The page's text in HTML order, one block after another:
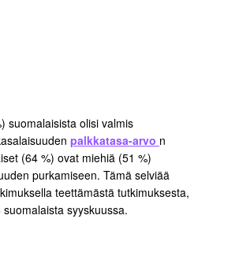
suomalaisista olisi valmis
palkkatasa-arvo n
(64 %) ovat miehiä (51 %)
purkamiseen. Tämä selviää
teettämästä tutkimuksesta,
syyskuussa.